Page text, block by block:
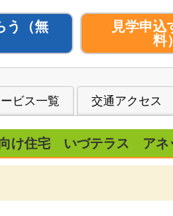
う
（無
見学申込
料）
ビス一覧 交通アクセス
向け住宅 いづテラス アネ